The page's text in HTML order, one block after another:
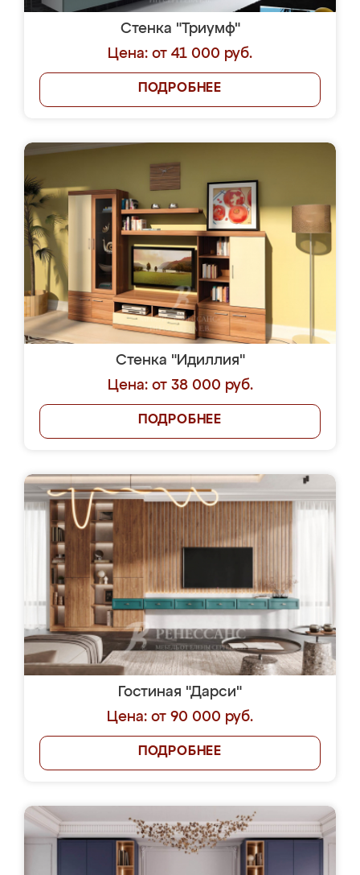
Стенка "Триумф"
Цена: от 41 000 руб.
ПОДРОБНЕЕ
Стенка "Идиллия"
Цена: от 38 000 руб.
ПОДРОБНЕЕ
Гостиная "Дарси"
Цена: от 90 000 руб.
ПОДРОБНЕЕ